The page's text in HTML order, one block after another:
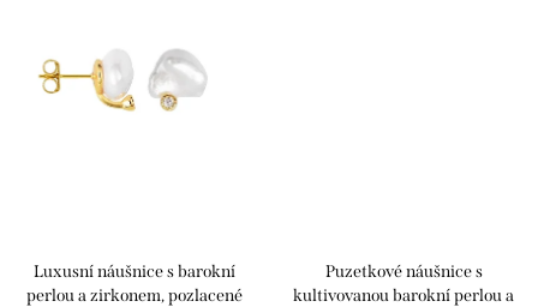
Luxusní náušnice s barokní
perlou a zirkonem, pozlacené
Puzetkové náušnice s
kultivovanou barokní perlou a